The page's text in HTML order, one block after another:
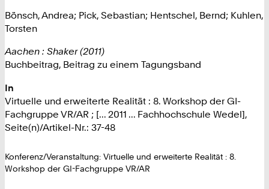
Bönsch, Andrea; Pick, Sebastian; Hentschel, Bernd; Kuhlen,
Torsten
Aachen : Shaker (2011)
Buchbeitrag, Beitrag zu einem Tagungsband
In
Virtuelle und erweiterte Realität : 8. Workshop der GI-
Fachgruppe VR/AR ; [... 2011 ... Fachhochschule Wedel],
Seite(n)/Artikel-Nr.: 37-48
Konferenz/Veranstaltung: Virtuelle und erweiterte Realität : 8.
Workshop der GI-Fachgruppe VR/AR